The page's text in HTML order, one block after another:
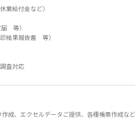
給付金など）
等）
結果報告書 等）
査対応
成、エクセルデータご提供、各種帳票作成な